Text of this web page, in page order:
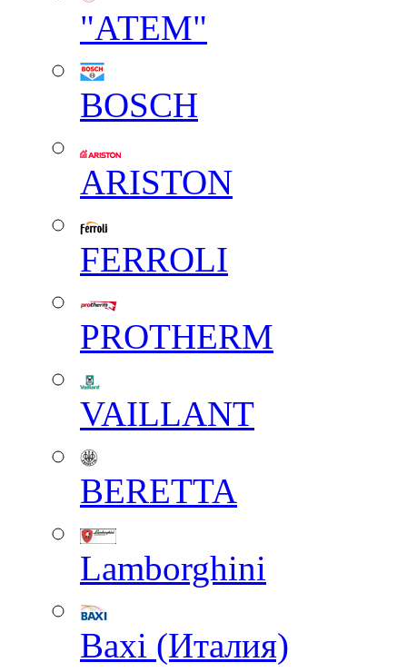
"АТЕМ"
BOSCH
ARISTON
FERROLI
PROTHERM
VAILLANT
BERETTA
Lamborghini
Baxi (Италия)